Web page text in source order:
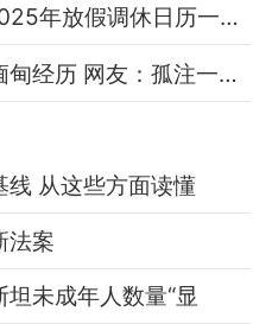
2025假期放假时间表 2025年放假调休日历一览表
中科院博士还原被骗至缅甸经历 网友：孤注一掷现实版
线 从这些方面读懂
法案
未成年人数量“显